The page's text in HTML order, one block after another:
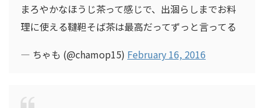
まろやかなほうじ茶って感じで、出涸らしまでお料
理に使える韃靼そば茶は最高だってずっと言ってる
— ちゃも (@chamop15) February 16, 2016